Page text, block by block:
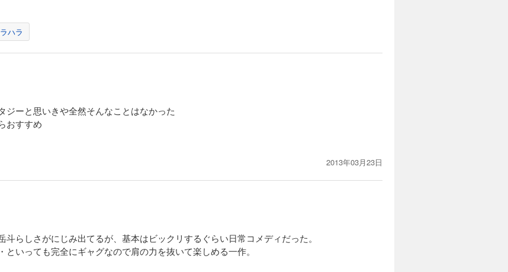
ハラ
ジーと思いきや全然そんなことはなかった
おすすめ
2013年03月23日
らしさがにじみ出てるが、基本はビックリするぐらい日常コメディだった。
いっても完全にギャグなので肩の力を抜いて楽しめる一作。